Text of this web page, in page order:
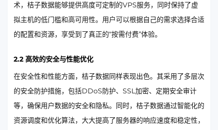
术，桔子数据能够提供高度可定制的VPS服务，同时保持了虚
拟主机的低门槛和高可用性。用户可以根据自己的需求选择合适
的配置和资源，享受到了真正的“按需付费”体验。
2.2 高效的安全与性能优化
在安全性和性能方面，桔子数据同样表现出色。其采用了多层次
的安全防护措施，包括DDoS防护、SSL加密、定期安全审计
等，确保用户数据的安全和隐私。同时，桔子数据通过智能化的
资源调度和优化算法，大大提高了服务器的响应速度和稳定性，